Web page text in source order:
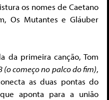
os nomes de Caetano
Os Mutantes e Gláuber
da primeira canção, Tom
(o começo no palco do fim),
as duas pontas do
aponta para a união